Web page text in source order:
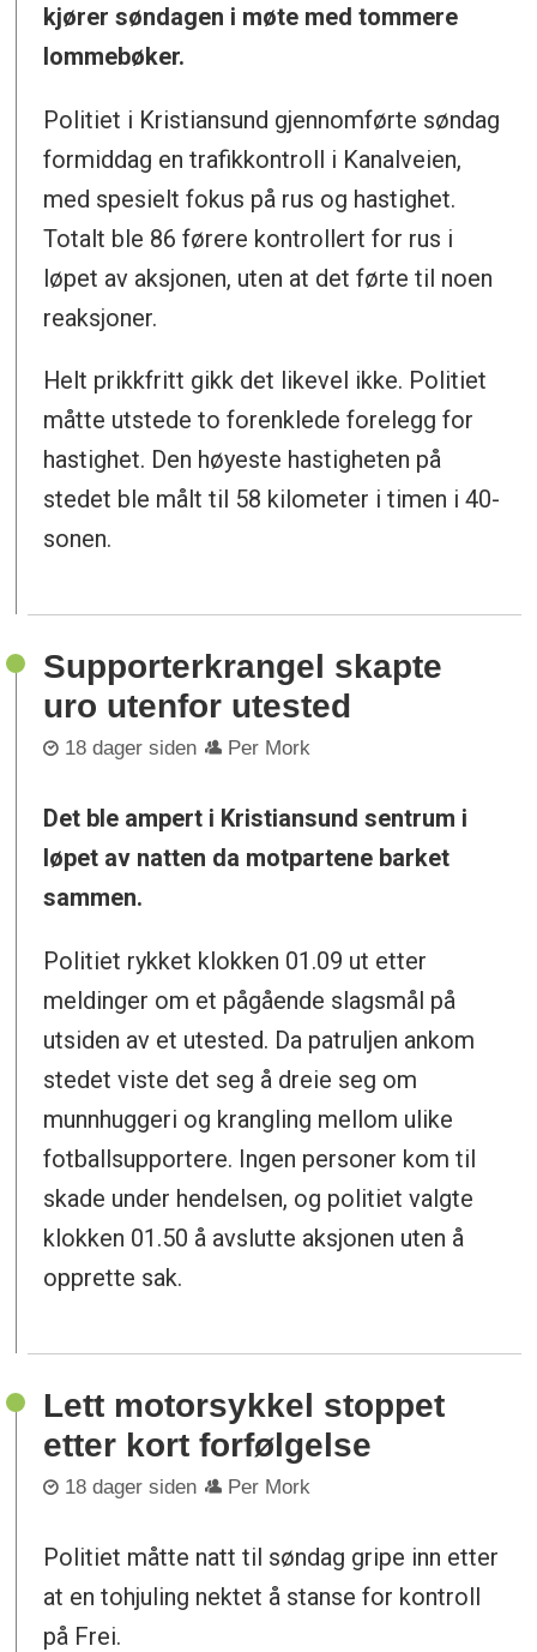
kjører søndagen i møte med tommere
lommebøker.
Politiet i Kristiansund gjennomførte søndag
formiddag en trafikkontroll i Kanalveien,
med spesielt fokus på rus og hastighet.
Totalt ble 86 førere kontrollert for rus i
løpet av aksjonen, uten at det førte til noen
reaksjoner.
Helt prikkfritt gikk det likevel ikke. Politiet
måtte utstede to forenklede forelegg for
hastighet. Den høyeste hastigheten på
stedet ble målt til 58 kilometer i timen i 40-
sonen.
Supporterkrangel skapte
uro utenfor utested
18 dager siden Per Mork
Det ble ampert i Kristiansund sentrum i
løpet av natten da motpartene barket
sammen.
Politiet rykket klokken 01.09 ut etter
meldinger om et pågående slagsmål på
utsiden av et utested. Da patruljen ankom
stedet viste det seg å dreie seg om
munnhuggeri og krangling mellom ulike
fotballsupportere. Ingen personer kom til
skade under hendelsen, og politiet valgte
klokken 01.50 å avslutte aksjonen uten å
opprette sak.
Lett motorsykkel stoppet
etter kort forfølgelse
18 dager siden Per Mork
Politiet måtte natt til søndag gripe inn etter
at en tohjuling nektet å stanse for kontroll
på Frei.